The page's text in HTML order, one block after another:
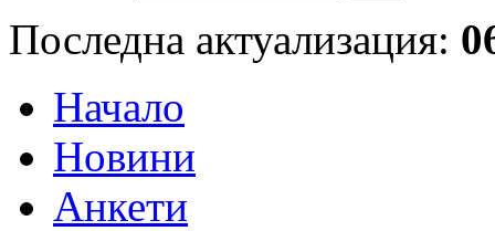
Последна актуализация:
Начало
Новини
Анкети